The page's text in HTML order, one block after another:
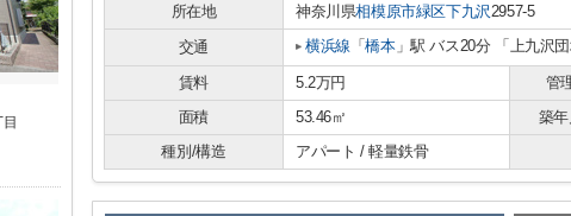
所在地 神奈川県相模原市緑区下九沢 2957-5
交通
横浜線 「橋本」駅 バス20分 「上九沢
賃料 5.2万円 管
面積
53.46㎡ 築年
種別/構造
アパート / 軽量鉄骨